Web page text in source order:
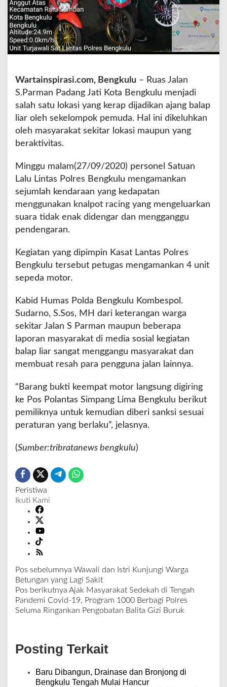
r
e
s
B
e
k
u
u
T
e
n
k
a
P
o
n
i
J
a
n
S
a
m
a
n
Wartainspirasi.com, Bengkulu – Ruas Jalan
S.Parman Padang Jati Kota Bengkulu menjadi
salah satu lokasi yang kerap dijadikan ajang balap
liar oleh sekelompok pemuda. Hal ini dikeluhkan
oleh masyarakat sekitar lokasi maupun yang
beraktivitas.
Minggu malam(27/09/2020) personel Satuan
Lalu Lintas Polres Bengkulu mengamankan
sejumlah kendaraan yang kedapatan
menggunakan knalpot racing yang mengeluarkan
suara tidak enak didengar dan mengganggu
pendengaran.
Kegiatan yang dipimpin Kasat Lantas Polres
Bengkulu tersebut petugas mengamankan 4 unit
sepeda motor.
Kabid Humas Polda Bengkulu Kombespol.
Sudarno, S.Sos, MH dari keterangan warga
sekitar Jalan S Parman maupun beberapa
laporan masyarakat di media sosial kegiatan
balap liar sangat menggangu masyarakat dan
membuat resah para pengguna jalan lainnya.
“Barang bukti keempat motor langsung digiring
ke Pos Polantas Simpang Lima Bengkulu berikut
pemiliknya untuk kemudian diberi sanksi sesuai
peraturan yang berlaku”, jelasnya.
(Sumber:tribratanews bengkulu)
Peristiwa
Ikuti Kami
N
a
v
i
s
i
Pos sebelumnya Wawali dan Istri Kunjungi Warga
Betungan yang Lagi Sakit
Pos berikutnya Ajak Masyarakat Sedekah di Tengah
Pandemi Covid-19, Program 1000 Berbagi Polres
Seluma Ringankan Pengobatan Balita Gizi Buruk
Posting Terkait
Baru Dibangun, Drainase dan Bronjong di
Bengkulu Tengah Mulai Hancur